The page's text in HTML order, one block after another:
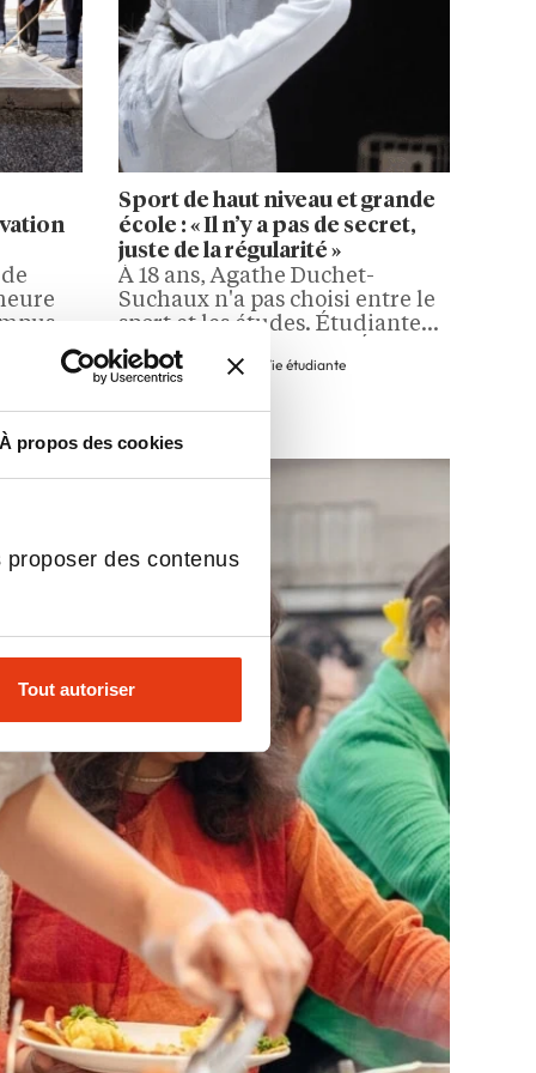
À propos des cookies
des contenus
Tout autoriser
Il
Sport de haut niveau et grande
école : « Il n’y a pas de secret,
juste de la régularité »
À 18 ans, Agathe Duchet-
Suchaux n'a pas choisi entre le
sport et les études. Étudiante
en première année à l'IÉSEG,
engagée au sein de la Junior-
semaine et enchaîne les
compétitions de fleuret au
Derrière ce parcours, il y a une
10 Min. Orientation, Vie étudiante